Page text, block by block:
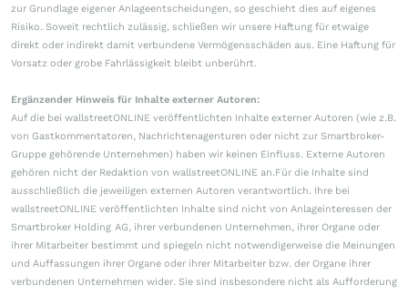
zur Grundlage eigener Anlageentscheidungen, so geschieht dies auf eigenes
Risiko. Soweit rechtlich zulässig, schließen wir unsere Haftung für etwaige
direkt oder indirekt damit verbundene Vermögensschäden aus. Eine Haftung für
Vorsatz oder grobe Fahrlässigkeit bleibt unberührt.
Ergänzender Hinweis für Inhalte externer Autoren:
Auf die bei wallstreetONLINE veröffentlichten Inhalte externer Autoren (wie z.B.
von Gastkommentatoren, Nachrichtenagenturen oder nicht zur Smartbroker-
Gruppe gehörende Unternehmen) haben wir keinen Einfluss. Externe Autoren
gehören nicht der Redaktion von wallstreetONLINE an.Für die Inhalte sind
ausschließlich die jeweiligen externen Autoren verantwortlich. Ihre bei
wallstreetONLINE veröffentlichten Inhalte sind nicht von Anlageinteressen der
Smartbroker Holding AG, ihrer verbundenen Unternehmen, ihrer Organe oder
ihrer Mitarbeiter bestimmt und spiegeln nicht notwendigerweise die Meinungen
und Auffassungen ihrer Organe oder ihrer Mitarbeiter bzw. der Organe ihrer
verbundenen Unternehmen wider. Sie sind insbesondere nicht als Aufforderung